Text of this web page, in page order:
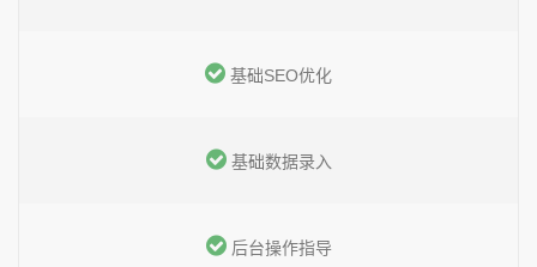
基础SEO优化
基础数据录入
后台操作指导